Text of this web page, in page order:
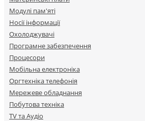
Модулі пам'яті
Носії інформації
Охолоджувачі
Програмне забезпечення
Процесори
Мобільна електроніка
Оргтехніка телефонія
Мережеве обладнання
Побутова техніка
TV та Аудіо